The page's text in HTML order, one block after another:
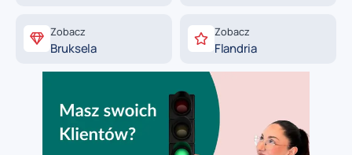
Zobacz
Bruksela
Zobacz
Flandria